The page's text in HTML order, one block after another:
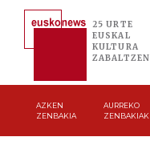
25 URTE
EUSKAL
KULTURA
ZABALTZEN
AZKEN
ZENBAKIA
AURREKO
ZENBAKIAK